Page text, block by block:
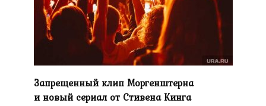
Запрещенный клип Моргенштерна
и новый сериал от Стивена Кинга